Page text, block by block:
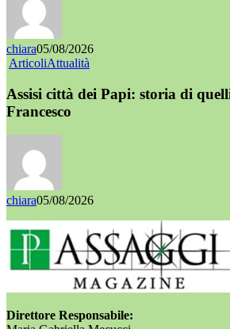
chiara05/08/2026
ArticoliAttualità
Assisi città dei Papi: storia di
Francesco
chiara05/08/2026
Direttore Responsabile: